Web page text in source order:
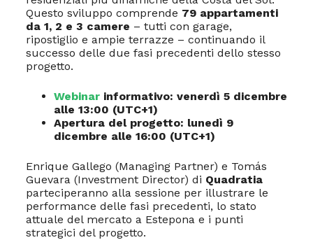
Questo sviluppo comprende 79 appartamenti
da 1, 2 e 3 camere – tutti con garage,
ripostiglio e ampie terrazze – continuando il
successo delle due fasi precedenti dello stesso
progetto.
Webinarinformativo: venerdì 5 dicembre
alle 13:00 (UTC+1)
Apertura del progetto: lunedì 9
dicembre alle 16:00 (UTC+1)
Enrique Gallego (Managing Partner) e Tomás
Guevara (Investment Director) di Quadratia
parteciperanno alla sessione per illustrare le
performance delle fasi precedenti, lo stato
attuale del mercato a Estepona e i punti
strategici del progetto.